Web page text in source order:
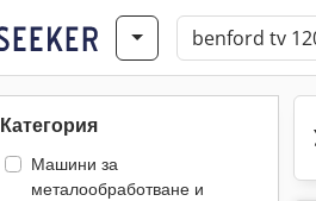
Категория
Машини за
металообработване и